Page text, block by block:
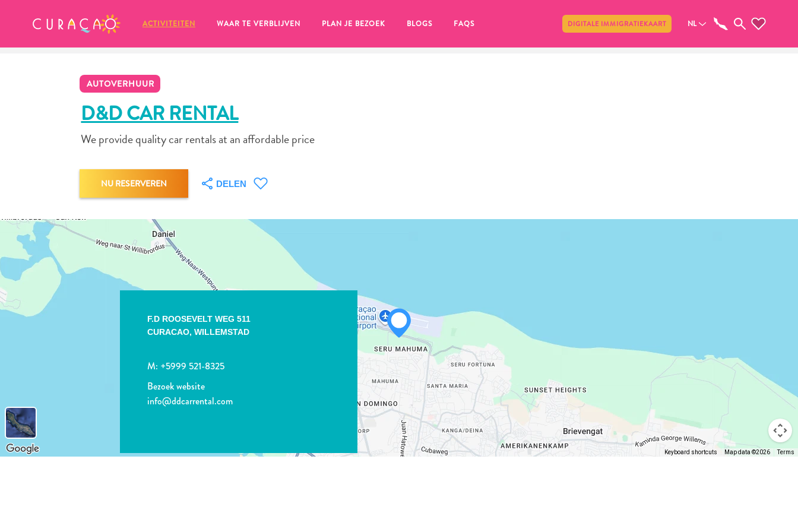
ACTIVITEITEN WAAR TE VERBLIJVEN PLAN JE BEZOEK BLOGS FAQS DIGITALE IMMIGRATIEKAART NL
AUTOVERHUUR
D&D CAR RENTAL
We provide quality car rentals at an affordable price
NU RESERVEREN DELEN
F.D ROOSEVELT WEG 511
CURACAO, WILLEMSTAD
M: +5999 521-8325
Bezoek website
info@ddcarrental.com
Keyboard shortcuts Map data ©2026 Terms
MIJN FAVORIETEN Delen
Zo te zien heb je nog geen
Wanneer je iets op wil slaan om later nog eens te bekijken, klik op het